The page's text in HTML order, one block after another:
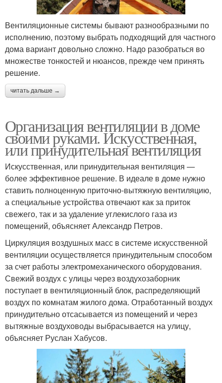
Вентиляционные системы бывают разнообразными по
исполнению, поэтому выбрать подходящий для частного
дома вариант довольно сложно. Надо разобраться во
множестве тонкостей и нюансов, прежде чем принять
решение.
читать дальше →
Организация вентиляции в доме
своими руками. Искусственная,
или принудительная вентиляция
Искусственная, или принудительная вентиляция —
более эффективное решение. В идеале в доме нужно
ставить полноценную приточно-вытяжную вентиляцию,
а специальные устройства отвечают как за приток
свежего, так и за удаление углекислого газа из
помещений, объясняет Александр Петров.
Циркуляция воздушных масс в системе искусственной
вентиляции осуществляется принудительным способом
за счет работы электромеханического оборудования.
Свежий воздух с улицы через воздухозаборник
поступает в вентиляционный блок, распределяющий
воздух по комнатам жилого дома. Отработанный воздух
принудительно отсасывается из помещений и через
вытяжные воздуховоды выбрасывается на улицу,
объясняет Руслан Хабусов.